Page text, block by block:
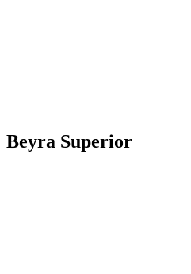
Beyra Superior